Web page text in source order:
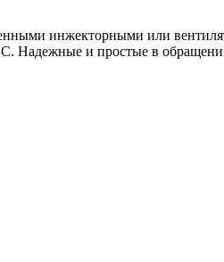
инжекторными или
Надежные и простые в